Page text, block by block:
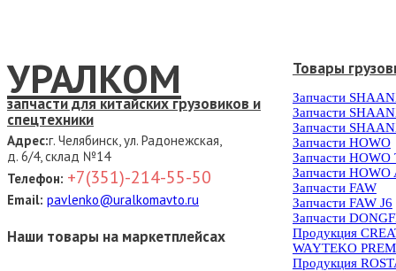
УРАЛКОМ
запчасти для китайских грузовиков и
спецтехники
Адрес:г. Челябинск, ул. Радонежская,
д. 6/4, склад №14
Телефон: +7(351)-214-55-50
Email: pavlenko@uralkomavto.ru
Наши товары на маркетплейсах
Товары
Запчасти
Запчасти
Запчасти
Запчасти HOWO
Запчасти HOWO
Запчасти HOWO
Запчасти FAW
Запчасти FAW J6
Запчасти
Продукция
WAYTEKO
Продукция